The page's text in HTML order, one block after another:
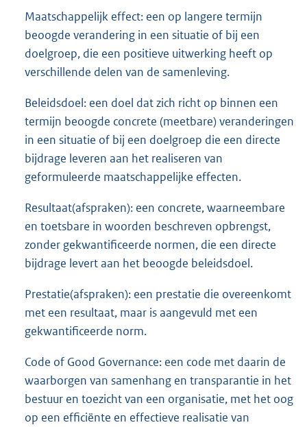
:
l
i
Maatschappelijk effect: een op langere termijn
beoogde verandering in een situatie of bij een
doelgroep, die een positieve uitwerking heeft op
verschillende delen van de samenleving.
Beleidsdoel: een doel dat zich richt op binnen een
termijn beoogde concrete (meetbare) veranderingen
in een situatie of bij een doelgroep die een directe
bijdrage leveren aan het realiseren van
geformuleerde maatschappelijke effecten.
Resultaat(afspraken): een concrete, waarneembare
en toetsbare in woorden beschreven opbrengst,
zonder gekwantificeerde normen, die een directe
bijdrage levert aan het beoogde beleidsdoel.
Prestatie(afspraken): een prestatie die overeenkomt
met een resultaat, maar is aangevuld met een
gekwantificeerde norm.
Code of Good Governance: een code met daarin de
waarborgen van samenhang en transparantie in het
bestuur en toezicht van een organisatie, met het oog
op een efficiënte en effectieve realisatie van